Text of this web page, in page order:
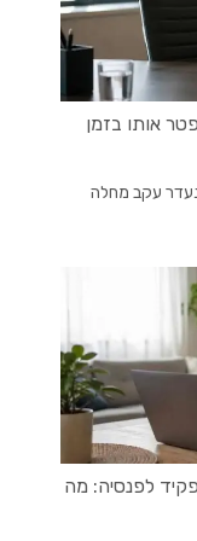
אותו בזמן
עקב מחלה
לפנסיה: מה